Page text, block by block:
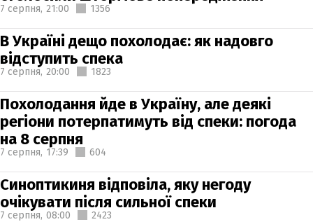
7 серпня, 21:00 1356
В Україні дещо похолодає: як надовго
відступить спека
7 серпня, 20:00 1823
Похолодання йде в Україну, але деякі
регіони потерпатимуть від спеки: погода
на 8 серпня
7 серпня, 17:39 604
Синоптикиня відповіла, яку негоду
очікувати після сильної спеки
7 серпня, 08:00 2423